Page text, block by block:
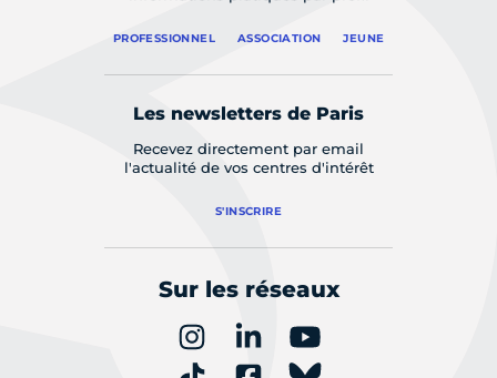
PROFESSIONNEL ASSOCIATION JEUNE
Les newsletters de Paris
Recevez directement par email
l'actualité de vos centres d'intérêt
S'INSCRIRE
Sur les réseaux